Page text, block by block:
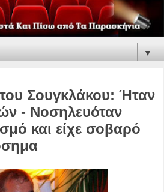
▼
Σουγκλάκου: Ήταν
- Νοσηλευόταν
και είχε σοβαρό